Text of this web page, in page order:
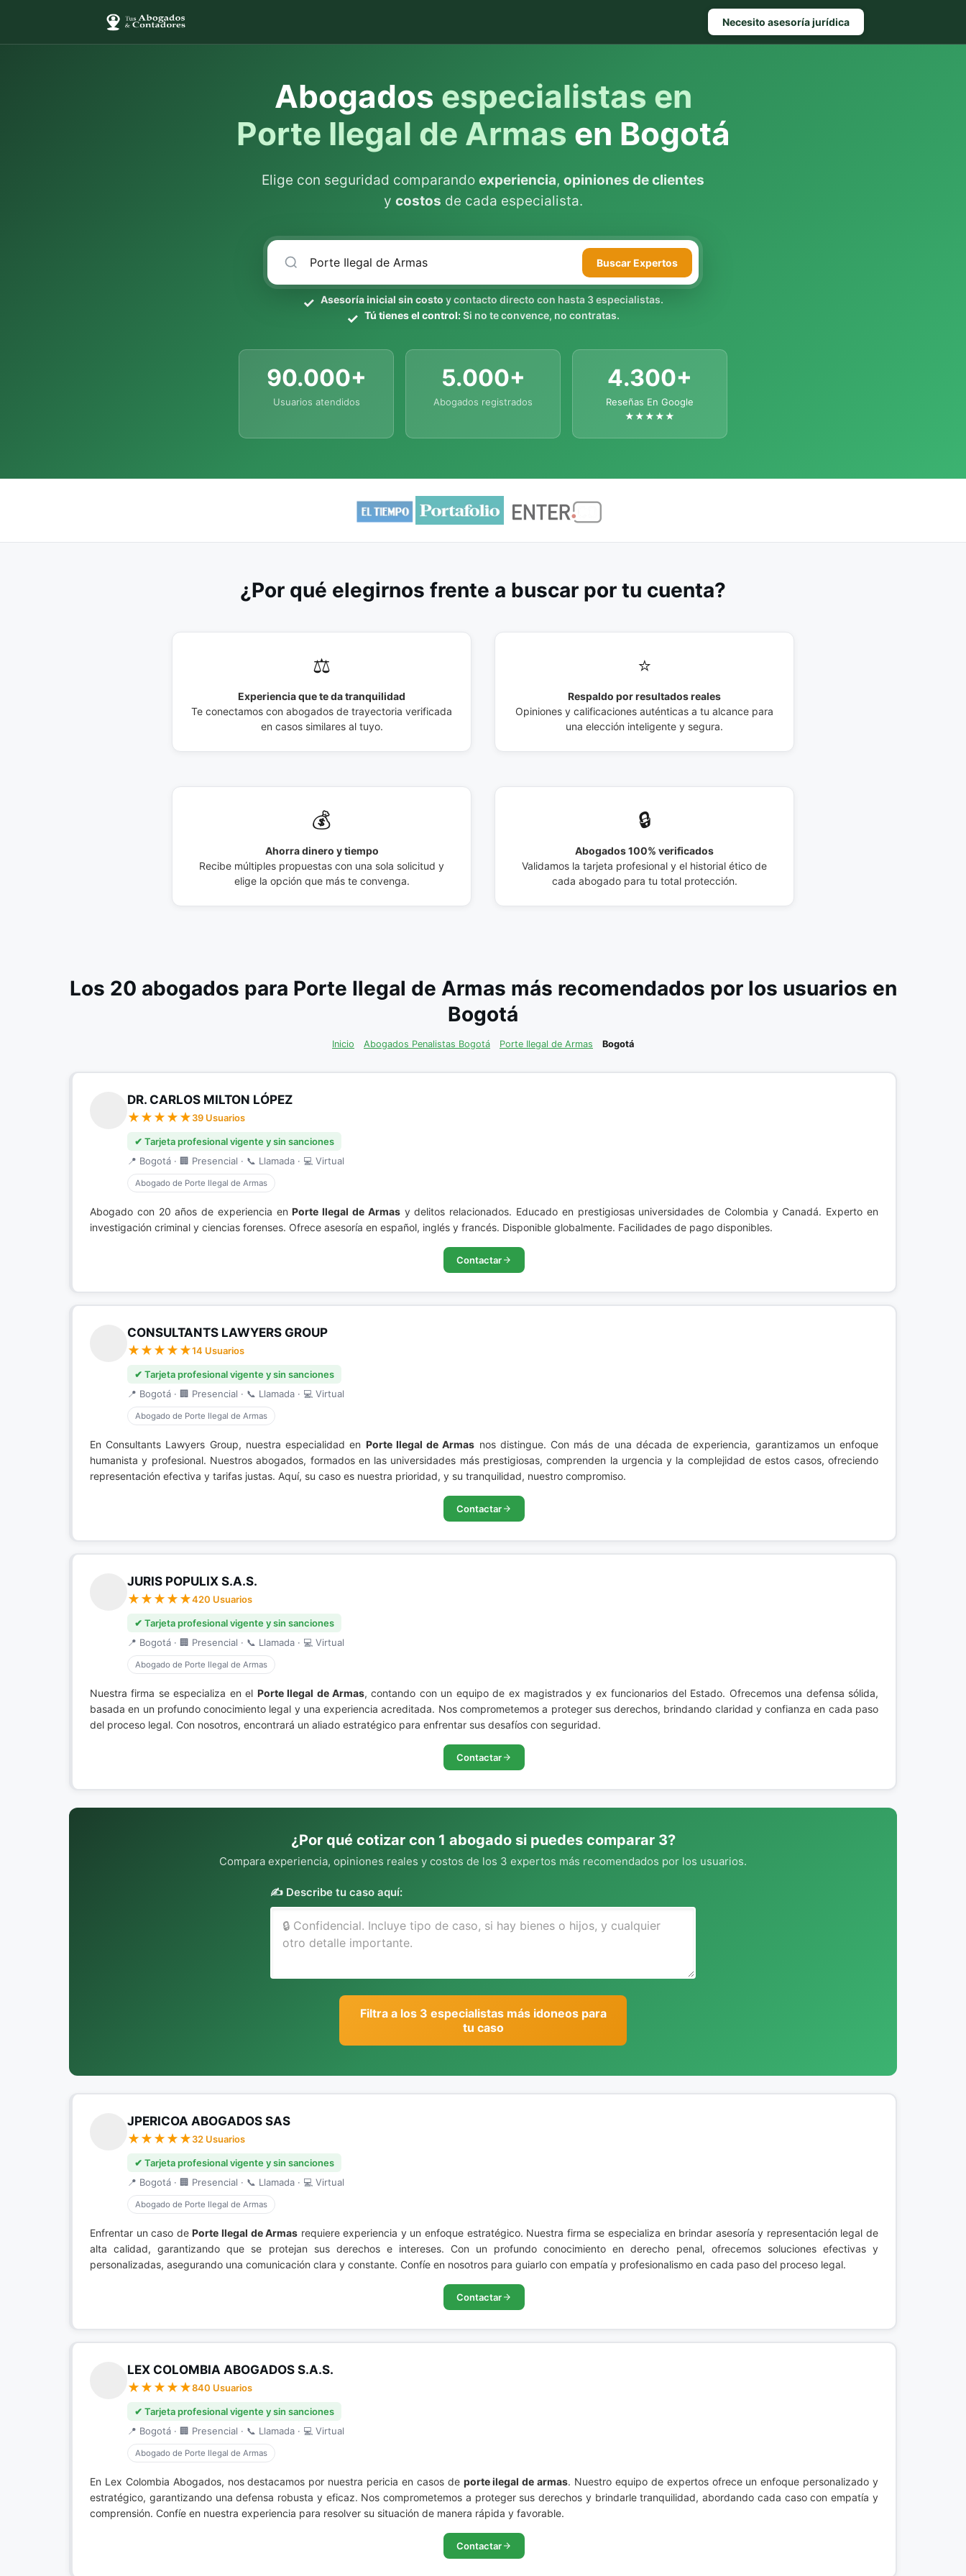
Necesito asesoría jurídica
Abogados especialistas en
Porte Ilegal de Armas en Bogotá
Elige con seguridad comparando experiencia, opiniones de clientes
y costos de cada especialista.
BuscarExpertos
Asesoría inicial sin costo y contacto directo con hasta 3 especialistas.
Tú tienes el control:Si no te convence, no contratas.
90.000+
Usuarios atendidos
5.000+
Abogados registrados
4.300+
Reseñas En Google
★★★★★
¿Por qué elegirnos frente a buscar por tu cuenta?
⚖️
Experiencia que te da tranquilidad
Te conectamos con abogados de trayectoria verificada
en casos similares al tuyo.
⭐
Respaldo por resultados reales
Opiniones y calificaciones auténticas a tu alcance para
una elección inteligente y segura.
💰
Ahorra dinero y tiempo
Recibe múltiples propuestas con una sola solicitud y
elige la opción que más te convenga.
🔒
Abogados 100% verificados
Validamos la tarjeta profesional y el historial ético de
cada abogado para tu total protección.
Los 20 abogados para Porte Ilegal de Armas más recomendados por los usuarios en
Bogotá
Inicio Abogados Penalistas Bogotá Porte Ilegal de Armas Bogotá
DR. CARLOS MILTON LÓPEZ
39 Usuarios
✔ Tarjeta profesional vigente y sin sanciones
📍 Bogotá · 🏢 Presencial · 📞 Llamada · 💻 Virtual
Abogado de Porte Ilegal de Armas
Abogado con 20 años de experiencia enPorte Ilegal de Armasy delitos relacionados. Educado en prestigiosas universidades de Colombia y Canadá. Experto en
investigación criminal y ciencias forenses. Ofrece asesoría en español, inglés y francés. Disponible globalmente. Facilidades de pago disponibles.
Contactar
CONSULTANTS LAWYERS GROUP
14 Usuarios
✔ Tarjeta profesional vigente y sin sanciones
📍 Bogotá · 🏢 Presencial · 📞 Llamada · 💻 Virtual
Abogado de Porte Ilegal de Armas
En Consultants Lawyers Group, nuestra especialidad en Porte Ilegal de Armas nos distingue. Con más de una década de experiencia, garantizamos un enfoque
humanista y profesional. Nuestros abogados, formados en las universidades más prestigiosas, comprenden la urgencia y la complejidad de estos casos, ofreciendo
representación efectiva y tarifas justas. Aquí, su caso es nuestra prioridad, y su tranquilidad, nuestro compromiso.
Contactar
JURIS POPULIX S.A.S.
420 Usuarios
✔ Tarjeta profesional vigente y sin sanciones
📍 Bogotá · 🏢 Presencial · 📞 Llamada · 💻 Virtual
Abogado de Porte Ilegal de Armas
Nuestra firma se especializa en el Porte Ilegal de Armas, contando con un equipo de ex magistrados y ex funcionarios del Estado. Ofrecemos una defensa sólida,
basada en un profundo conocimiento legal y una experiencia acreditada. Nos comprometemos a proteger sus derechos, brindando claridad y confianza en cada paso
del proceso legal. Con nosotros, encontrará un aliado estratégico para enfrentar sus desafíos con seguridad.
Contactar
¿Por qué cotizar con 1 abogado si puedes comparar 3?
Compara experiencia, opiniones reales y costos de los 3 expertos más recomendados por los usuarios.
✍️ Describe tu caso aquí:
Filtra a los 3 especialistas más idoneos para
tu caso
JPERICOA ABOGADOS SAS
32 Usuarios
✔ Tarjeta profesional vigente y sin sanciones
📍 Bogotá · 🏢 Presencial · 📞 Llamada · 💻 Virtual
Abogado de Porte Ilegal de Armas
Enfrentar un caso dePorte Ilegal de Armas requiere experiencia y un enfoque estratégico. Nuestra firma se especializa en brindar asesoría y representación legal de
alta calidad, garantizando que se protejan sus derechos e intereses. Con un profundo conocimiento en derecho penal, ofrecemos soluciones efectivas y
personalizadas, asegurando una comunicación clara y constante. Confíe en nosotros para guiarlo con empatía y profesionalismo en cada paso del proceso legal.
Contactar
LEX COLOMBIA ABOGADOS S.A.S.
840 Usuarios
✔ Tarjeta profesional vigente y sin sanciones
📍 Bogotá · 🏢 Presencial · 📞 Llamada · 💻 Virtual
Abogado de Porte Ilegal de Armas
En Lex Colombia Abogados, nos destacamos por nuestra pericia en casos de porte ilegal de armas. Nuestro equipo de expertos ofrece un enfoque personalizado y
estratégico, garantizando una defensa robusta y eficaz. Nos comprometemos a proteger sus derechos y brindarle tranquilidad, abordando cada caso con empatía y
comprensión. Confíe en nuestra experiencia para resolver su situación de manera rápida y favorable.
Contactar